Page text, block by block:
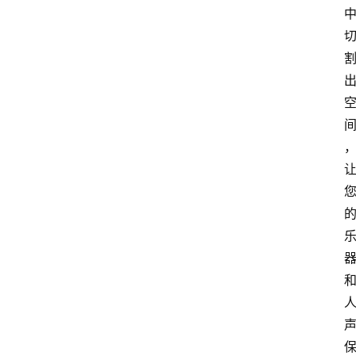
中
切
割
出
空
间
，
让
您
的
乐
器
和
人
声
保